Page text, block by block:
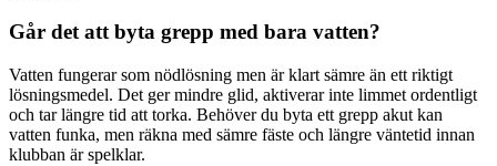
Går det att byta grepp med bara vatten?
Vatten fungerar som nödlösning men är klart sämre än ett riktigt
lösningsmedel. Det ger mindre glid, aktiverar inte limmet ordentligt
och tar längre tid att torka. Behöver du byta ett grepp akut kan
vatten funka, men räkna med sämre fäste och längre väntetid innan
klubban är spelklar.